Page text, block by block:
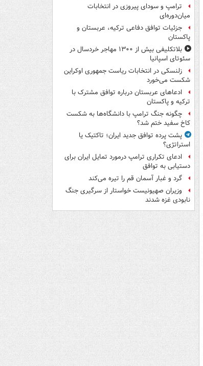
ترامپ و سودای پیروزی در انتخابات
میان‌دوره‌ای
جزئیات توافق دفاعی ترکیه، عربستان و
پاکستان
بلاتکلیفی بیش از ۱۳۰۰ مهاجر خردسال در
سئوتای اسپانیا
زلنسکی در انتخابات ریاست جمهوری اوکراین
شکست می‌خورد
ادعاهای عربستان درباره توافق مشترک با
ترکیه و پاکستان
چگونه جنگ ترامپ با دانشگاه‌ها به شکست
کاخ سفید ختم شد؟
پشت پرده توافق جدید ایران؛ تاکتیک یا
استراتژی؟
ادعای تکراری ترامپ درمورد تمایل ایران برای
دستیابی به توافق
گرد و غبار آسمان قم را تیره می‌کند
وزیران صهیونیست خواستار از سرگیری جنگ
نابودی غزه شدند